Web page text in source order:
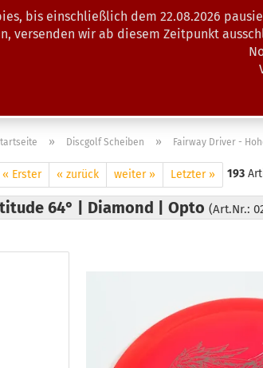
bis einschließlich dem 22.08.2026
versenden wir ab diesem Zeitpunkt
» Discgolf Scheiben » Fairway Driver -
« Erster « zurück weiter » Letzter » 193
64° | Diamond | Opto (Art.Nr.: